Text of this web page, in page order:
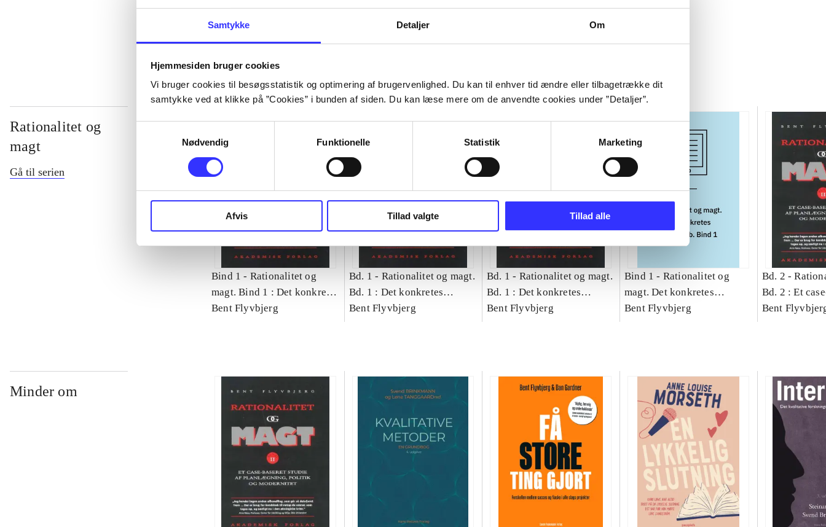
Samtykke Detaljer Om
Hjemmesiden bruger cookies
Vi bruger cookies til besøgsstatistik og optimering af brugervenlighed. Du kan til enhver tid ændre eller tilbagetrække dit
samtykke ved at klikke på ”Cookies” i bunden af siden. Du kan læse mere om de anvendte cookies under ”Detaljer”.
Nødvendig
Funktionelle Statistik Marketing
Afvis Tillad valgte Tillad alle
Rationalitet og
magt
Gå til serien
Bind 1 - Rationalitet og
magt. Bind 1 : Det konkretes
videnskab
Bent Flyvbjerg
Bd. 1 - Rationalitet og magt.
Bd. 1 : Det konkretes
videnskab
Bent Flyvbjerg
Bd. 1 - Rationalitet og magt.
Bd. 1 : Det konkretes
videnskab
Bent Flyvbjerg
Bind 1 - Rationalitet og
magt. Det konkretes
videnskab. Bind 1
Bent Flyvbjerg
Bd. 2 -
Bd. 2 : Et
studie af
Bent
Minder om